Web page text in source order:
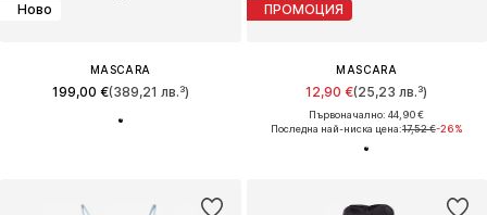
Ново
MASCARA
199,00 €(389,21 лв.³)
ПРОМОЦИЯ
MASCARA
12,90 €(25,23 лв.³)
Първоначално: 44,90 €
Последна най-ниска цена:17,52 €-26%